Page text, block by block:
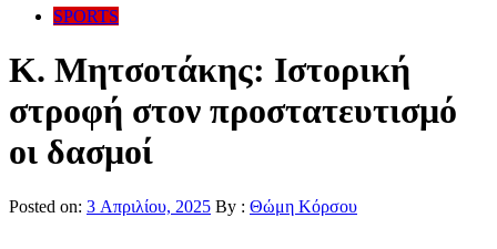
SPORTS
Κ. Μητσοτάκης: Ιστορική
στροφή στον προστατευτισμό
οι δασμοί
Posted on: 3 Απριλίου, 2025 By : Θώμη Κόρσου